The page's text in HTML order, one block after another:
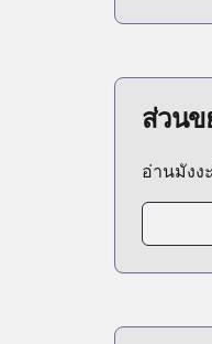
Kitsu
ส่วนข
อ่านมัง